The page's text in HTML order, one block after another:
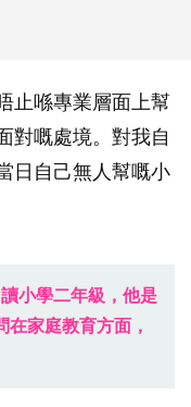
止喺專業層面上幫
對嘅處境。對我自
日自己無人幫嘅小
小學二年級，他是
家庭教育方面，